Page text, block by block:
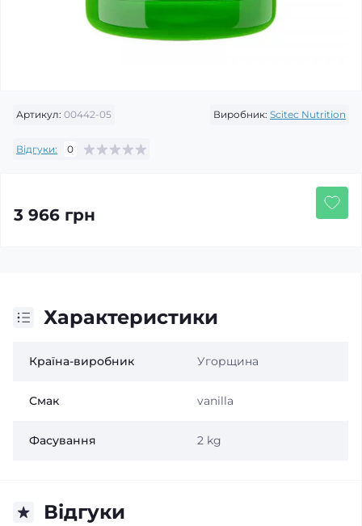
Артикул: 00442-05 Виробник: Scitec Nutrition
Відгуки: 0
3 966 грн
Характеристики
Країна-виробник Угорщина
Смак vanilla
Фасування 2 kg
Відгуки